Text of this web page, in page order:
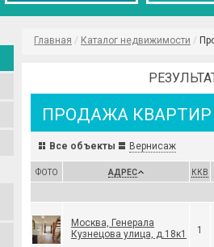
Главная / Каталог недвижимости /
ПРОДАЖА КВАРТИР
Все объекты Вернисаж
ФОТО АДРЕС ККВ
Москва, Генерала
Кузнецова улица, д.18к1
1